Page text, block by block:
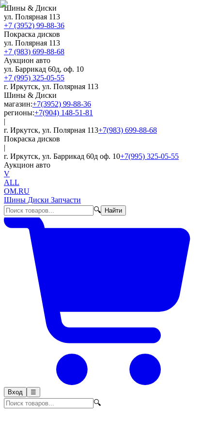
Шины & Диски
ул. Полярная 113
+7 (3952) 99-88-36
Покраска дисков
ул. Полярная 113
+7 (983) 699-88-68
Аукцион авто
ул. Баррикад 60д, оф. 10
+7 (995) 325-05-55
г. Иркутск, ул. Полярная 113
Шины & Диски
магазин:+7(3952) 99-88-36
регионы:+7(904) 148-51-81
|
г. Иркутск, ул. Полярная 113+7(983) 699-88-68
Покраска дисков
|
г. Иркутск, ул. Баррикад 60д оф. 10+7(995) 325-05-55
Аукцион авто
V
ALL
OM.RU
Шины Диски Запчасти
🔍
Найти
Вход ☰
🔍